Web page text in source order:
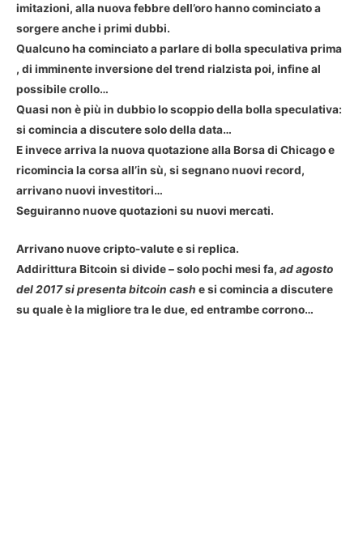
imitazioni, alla nuova febbre dell’oro hanno cominciato a
sorgere anche i primi dubbi.
Qualcuno ha cominciato a parlare di bolla speculativa prima
, di imminente inversione del trend rialzista poi, infine al
possibile crollo…
Quasi non è più in dubbio lo scoppio della bolla speculativa:
si comincia a discutere solo della data…
E invece arriva la nuova quotazione alla Borsa di Chicago e
ricomincia la corsa all’in sù, si segnano nuovi record,
arrivano nuovi investitori…
Seguiranno nuove quotazioni su nuovi mercati.
Arrivano nuove cripto-valute e si replica.
Addirittura Bitcoin si divide – solo pochi mesi fa, ad agosto
del 2017 si presenta bitcoin cash e si comincia a discutere
su quale è la migliore tra le due, ed entrambe corrono…